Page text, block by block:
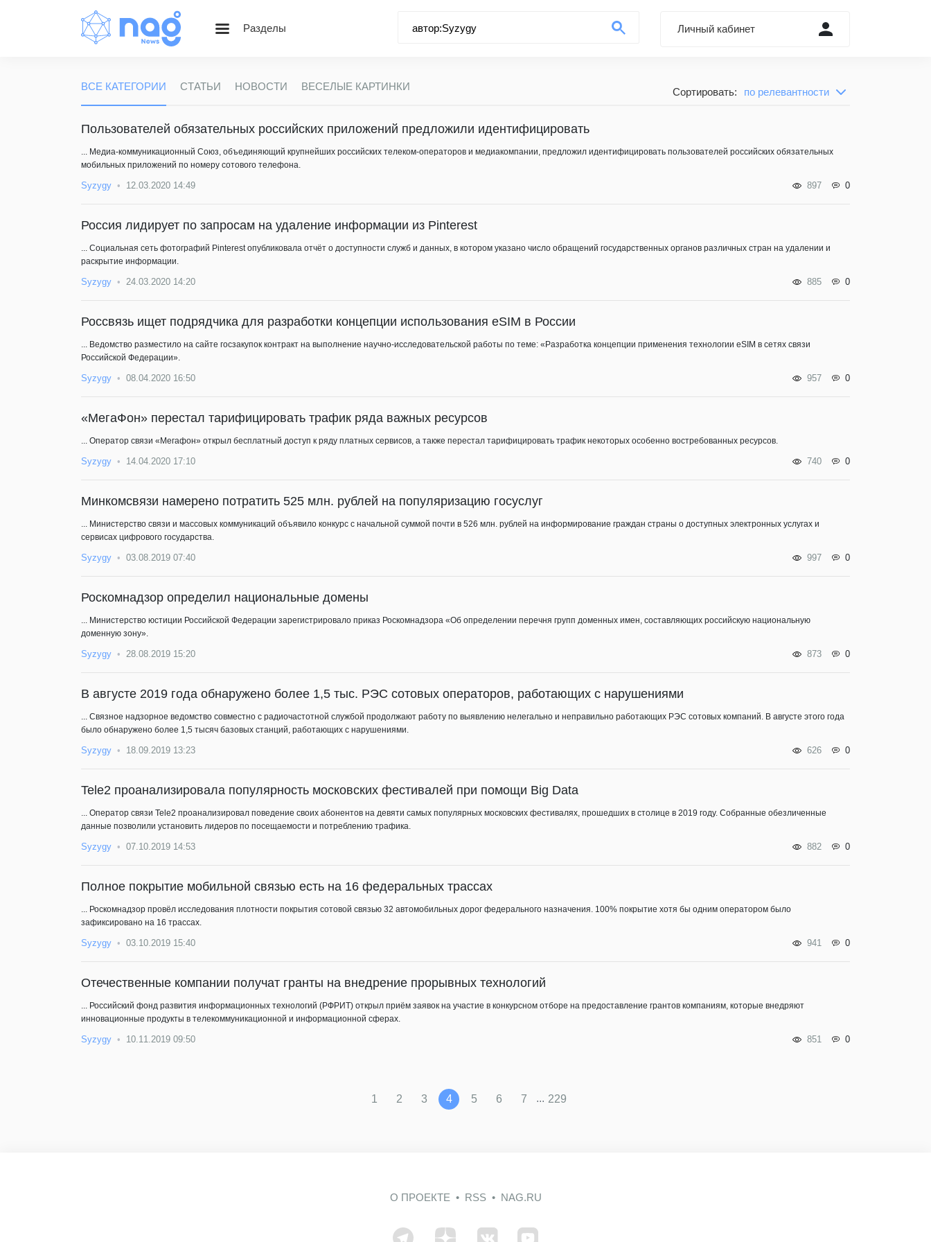
Разделы Личный кабинет
ВСЕ КАТЕГОРИИ СТАТЬИ НОВОСТИ ВЕСЕЛЫЕ КАРТИНКИ Сортировать: по релевантности
по релевантности
Пользователей обязательных российских приложений предложили идентифицировать
... Медиа-коммуникационный Союз, объединяющий крупнейших российских телеком-операторов и медиакомпании, предложил идентифицировать пользователей российских обязательных
мобильных приложений по номеру сотового телефона.
Syzygy 12.03.2020 14:49 897 0
Россия лидирует по запросам на удаление информации из Pinterest
... Социальная сеть фотографий Pinterest опубликовала отчёт о доступности служб и данных, в котором указано число обращений государственных органов различных стран на удалении и
раскрытие информации.
Syzygy 24.03.2020 14:20 885 0
Россвязь ищет подрядчика для разработки концепции использования eSIM в России
... Ведомство разместило на сайте госзакупок контракт на выполнение научно-исследовательской работы по теме: «Разработка концепции применения технологии eSIM в сетях связи
Российской Федерации».
Syzygy 08.04.2020 16:50 957 0
«МегаФон» перестал тарифицировать трафик ряда важных ресурсов
... Оператор связи «Мегафон» открыл бесплатный доступ к ряду платных сервисов, а также перестал тарифицировать трафик некоторых особенно востребованных ресурсов.
Syzygy 14.04.2020 17:10 740 0
Минкомсвязи намерено потратить 525 млн. рублей на популяризацию госуслуг
... Министерство связи и массовых коммуникаций объявило конкурс с начальной суммой почти в 526 млн. рублей на информирование граждан страны о доступных электронных услугах и
сервисах цифрового государства.
Syzygy 03.08.2019 07:40 997 0
Роскомнадзор определил национальные домены
... Министерство юстиции Российской Федерации зарегистрировало приказ Роскомнадзора «Об определении перечня групп доменных имен, составляющих российскую национальную
доменную зону».
Syzygy 28.08.2019 15:20 873 0
В августе 2019 года обнаружено более 1,5 тыс. РЭС сотовых операторов, работающих с нарушениями
... Связное надзорное ведомство совместно с радиочастотной службой продолжают работу по выявлению нелегально и неправильно работающих РЭС сотовых компаний. В августе этого года
было обнаружено более 1,5 тысяч базовых станций, работающих с нарушениями.
Syzygy 18.09.2019 13:23 626 0
Tele2 проанализировала популярность московских фестивалей при помощи Big Data
... Оператор связи Tele2 проанализировал поведение своих абонентов на девяти самых популярных московских фестивалях, прошедших в столице в 2019 году. Собранные обезличенные
данные позволили установить лидеров по посещаемости и потреблению трафика.
Syzygy 07.10.2019 14:53 882 0
Полное покрытие мобильной связью есть на 16 федеральных трассах
... Роскомнадзор провёл исследования плотности покрытия сотовой связью 32 автомобильных дорог федерального назначения. 100% покрытие хотя бы одним оператором было
зафиксировано на 16 трассах.
Syzygy 03.10.2019 15:40 941 0
Отечественные компании получат гранты на внедрение прорывных технологий
... Российский фонд развития информационных технологий (РФРИТ) открыл приём заявок на участие в конкурсном отборе на предоставление грантов компаниям, которые внедряют
инновационные продукты в телекоммуникационной и информационной сферах.
Syzygy 10.11.2019 09:50 851 0
1 2 3 4 5 6 7 ... 229
О ПРОЕКТЕ RSS NAG.RU